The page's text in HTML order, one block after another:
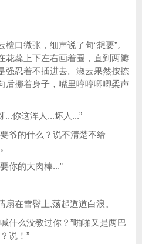
微张，细声说了句“想要”。
花蕊上下左右画着圈，直到两瓣
强忍着不插进去。淑云果然按捺
后挪着身子，嘴里哼哼唧唧柔声
你这浑人...坏人...”
的什么？说不清楚不给
的大肉棒...”
在雪臀上,荡起道道白浪。
么没教过你？”啪啪又是两巴
说！”